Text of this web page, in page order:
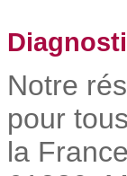
Notre
pour
la